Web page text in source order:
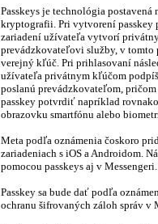
Passkeys je technológia postavená
kryptografii. Pri vytvorení passkey
zariadení užívateľa vytvorí
prevádzkovateľovi služby, v tomto
verejný kľúč. Pri prihlasovaní
užívateľa privátnym kľúčom
poslanú prevádzkovateľom,
passkey potvrdiť napríklad
obrazovku smartfónu alebo
Meta podľa oznámenia čoskoro
zariadeniach s iOS a Androidom.
pomocou passkeys aj v Messengeri.
Passkey sa bude dať podľa
ochranu šifrovaných záloh správ v